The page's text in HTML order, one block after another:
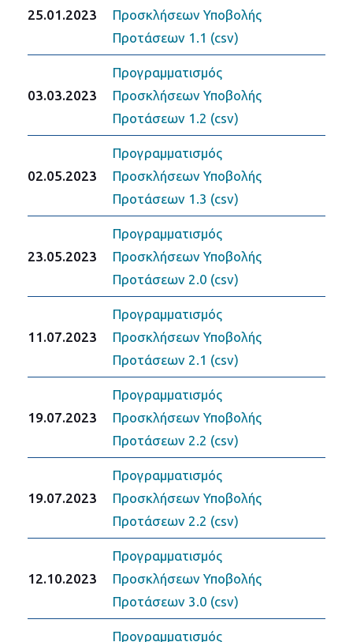
25.01.2023
Προσκλήσεων Υποβολής
Προτάσεων 1.1 (csv)
03.03.2023
Προγραμματισμός
Προσκλήσεων Υποβολής
Προτάσεων 1.2 (csv)
02.05.2023
Προγραμματισμός
Προσκλήσεων Υποβολής
Προτάσεων 1.3 (csv)
23.05.2023
Προγραμματισμός
Προσκλήσεων Υποβολής
Προτάσεων 2.0 (csv)
11.07.2023
Προγραμματισμός
Προσκλήσεων Υποβολής
Προτάσεων 2.1 (csv)
19.07.2023
Προγραμματισμός
Προσκλήσεων Υποβολής
Προτάσεων 2.2 (csv)
19.07.2023
Προγραμματισμός
Προσκλήσεων Υποβολής
Προτάσεων 2.2 (csv)
12.10.2023
Προγραμματισμός
Προσκλήσεων Υποβολής
Προτάσεων 3.0 (csv)
Προγραμματισμός